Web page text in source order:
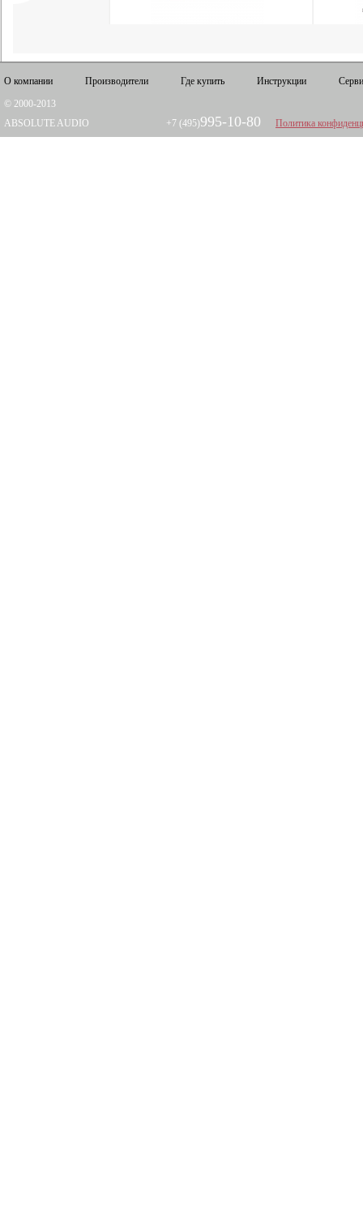
О компании Производители Где купить Инструкции
© 2000-2013
ABSOLUTE AUDIO
+7 (495)995-10-80 Политика